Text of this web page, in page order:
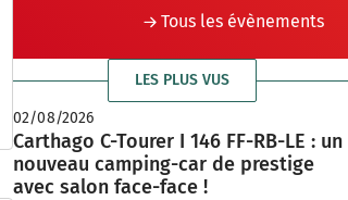
Tous les évènements
LES PLUS VUS
02/08/2026
Carthago C-Tourer I 146 FF-RB-LE : un
nouveau camping-car de prestige
avec salon face-face !